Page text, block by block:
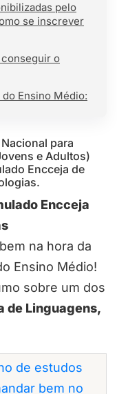
pelo
se inscrever
o
Ensino Médio:
para
e Adultos)
Encceja de
Encceja
na hora da
Ensino Médio!
sobre um dos
de Linguagens,
de estudos
bem no